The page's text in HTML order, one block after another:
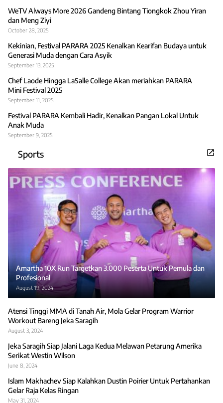
WeTV Always More 2026 Gandeng Bintang Tiongkok Zhou Yiran
dan Meng Ziyi
October 28, 2025
Kekinian, Festival PARARA 2025 Kenalkan Kearifan Budaya untuk
Generasi Muda dengan Cara Asyik
September 13, 2025
Chef Laode Hingga LaSalle College Akan meriahkan PARARA
Mini Festival 2025
September 11, 2025
Festival PARARA Kembali Hadir, Kenalkan Pangan Lokal Untuk
Anak Muda
September 9, 2025
Sports
Amartha 10X Run Targetkan 3.000 Peserta Untuk Pemula dan
Profesional
August 19, 2024
Atensi Tinggi MMA di Tanah Air, Mola Gelar Program Warrior
Workout Bareng Jeka Saragih
August 3, 2024
Jeka Saragih Siap Jalani Laga Kedua Melawan Petarung Amerika
Serikat Westin Wilson
June 8, 2024
Islam Makhachev Siap Kalahkan Dustin Poirier Untuk Pertahankan
Gelar Raja Kelas Ringan
May 31, 2024